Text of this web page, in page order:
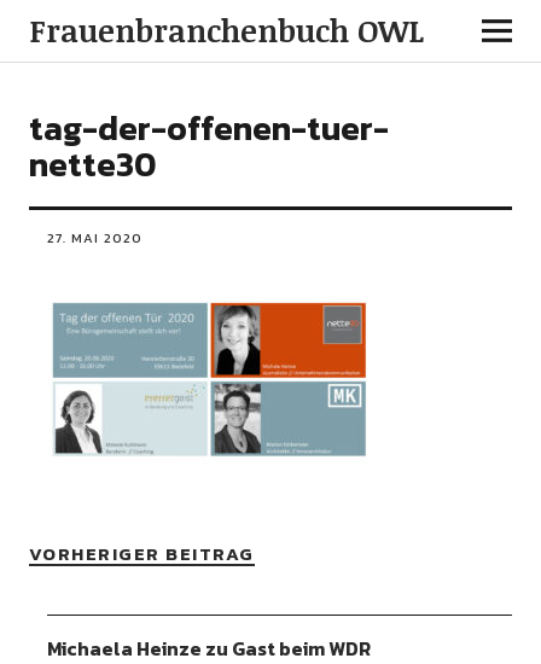
Frauenbranchenbuch OWL
tag-der-offenen-tuer-
nette30
27. MAI 2020
VORHERIGER BEITRAG
Michaela Heinze zu Gast beim WDR